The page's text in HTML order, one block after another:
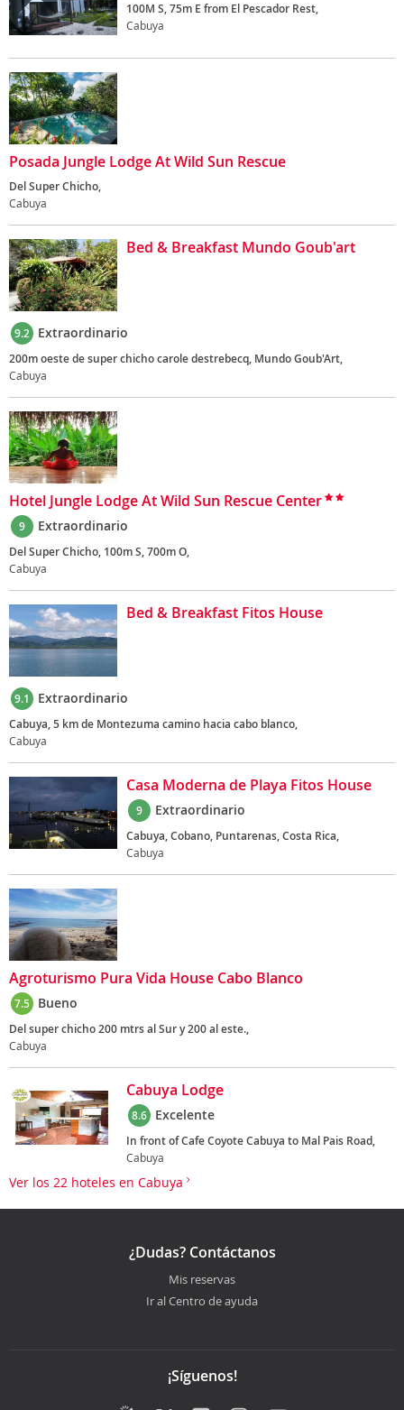
100M S, 75m E from El Pescador Rest,
Cabuya
Posada Jungle Lodge At Wild Sun Rescue
Del Super Chicho,
Cabuya
Bed & Breakfast Mundo Goub'art
9.2 Extraordinario
200m oeste de super chicho carole destrebecq, Mundo Goub'Art,
Cabuya
Hotel Jungle Lodge At Wild Sun Rescue Center
9 Extraordinario
Del Super Chicho, 100m S, 700m O,
Cabuya
Bed & Breakfast Fitos House
9.1 Extraordinario
Cabuya, 5 km de Montezuma camino hacia cabo blanco,
Cabuya
Casa Moderna de Playa Fitos House
9 Extraordinario
Cabuya, Cobano, Puntarenas, Costa Rica,
Cabuya
Agroturismo Pura Vida House Cabo Blanco
7.5 Bueno
Del super chicho 200 mtrs al Sur y 200 al este.,
Cabuya
Cabuya Lodge
8.6 Excelente
In front of Cafe Coyote Cabuya to Mal Pais Road,
Cabuya
Ver los 22 hoteles en Cabuya
¿Dudas? Contáctanos
Mis reservas
Ir al Centro de ayuda
¡Síguenos!